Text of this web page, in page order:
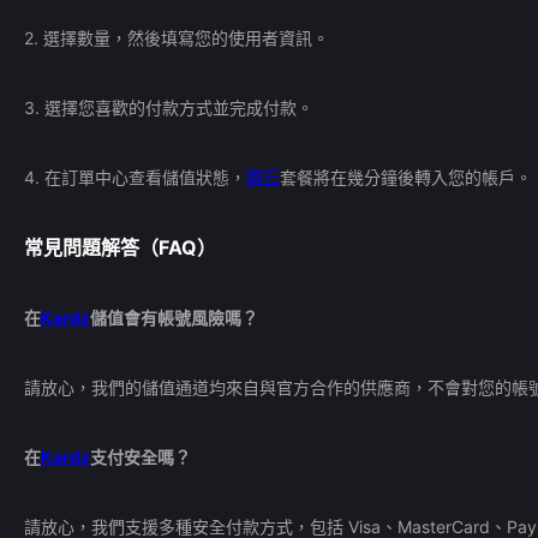
2. 選擇數量，然後填寫您的使用者資訊。
3. 選擇您喜歡的付款方式並完成付款。
4. 在訂單中心查看儲值狀態， 鑽石套餐將在幾分鐘後轉入您的帳戶。
常見問題解答（FAQ）
在Kardz儲值會有帳號風險嗎？
請放心，我們的儲值通道均來自與官方合作的供應商，不會對您的帳
在Kardz支付安全嗎？
請放心，我們支援多種安全付款方式，包括 Visa、MasterCard、